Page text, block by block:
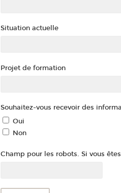
Situation actuelle
Projet de formation
Souhaitez-vous recevoir des
Oui
Non
Champ pour les robots. Si vous